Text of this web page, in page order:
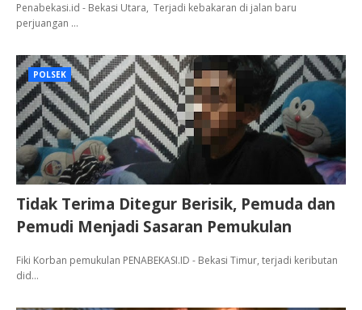
Penabekasi.id - Bekasi Utara, Terjadi kebakaran di jalan baru
perjuangan …
POLSEK
Tidak Terima Ditegur Berisik, Pemuda dan
Pemudi Menjadi Sasaran Pemukulan
Fiki Korban pemukulan PENABEKASI.ID - Bekasi Timur, terjadi keributan
did…